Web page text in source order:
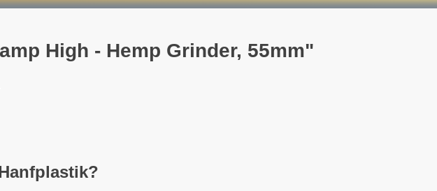
High - Hemp Grinder, 55mm"